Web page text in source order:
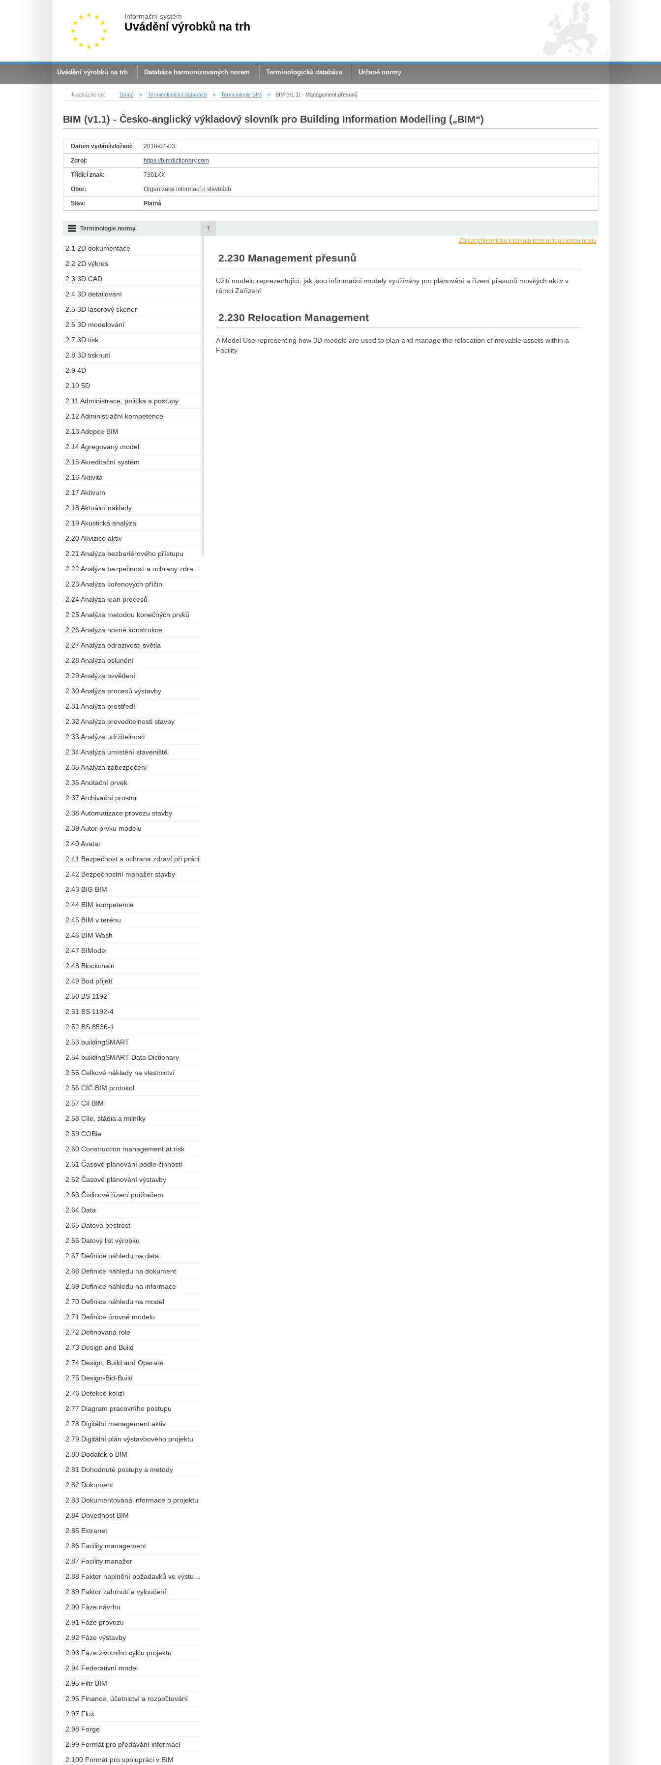
Informační systém
Uvádění výrobků na trh
Uvádění výrobků na trh Databáze harmonizovaných norem Terminologická databáze Určené normy
Nacházíte se: Domů » Terminologická databáze » Terminologie BIM » BIM (v1.1) - Management přesunů
BIM (v1.1) - Česko-anglický výkladový slovník pro Building Information Modelling („BIM“)
Datum vydání/vložení: 2018-04-03
Zdroj: https://bimdictionary.com
Třidící znak: 7301XX
Obor: Organizace informací o stavbách
Stav: Platná
2.1 2D dokumentace
2.2 2D výkres
2.3 3D CAD
2.4 3D detailování
2.5 3D laserový skener
2.6 3D modelování
2.7 3D tisk
2.8 3D tisknutí
2.9 4D
2.10 5D
2.11 Administrace, politika a postupy
2.12 Administrační kompetence
2.13 Adopce BIM
2.14 Agregovaný model
2.15 Akreditační systém
2.16 Aktivita
2.17 Aktivum
2.18 Aktuální náklady
2.19 Akustická analýza
2.20 Akvizice aktiv
2.21 Analýza bezbariérového přístupu
2.23 Analýza kořenových příčin
2.24 Analýza lean procesů
2.25 Analýza metodou konečných prvků
2.26 Analýza nosné konstrukce
2.27 Analýza odrazivosti světla
2.28 Analýza oslunění
2.29 Analýza osvětlení
2.30 Analýza procesů výstavby
2.31 Analýza prostředí
2.32 Analýza proveditelnosti stavby
2.33 Analýza udržitelnosti
2.34 Analýza umístění staveniště
2.35 Analýza zabezpečení
2.36 Anotační prvek
2.37 Archivační prostor
2.38 Automatizace provozu stavby
2.39 Autor prvku modelu
2.40 Avatar
2.41 Bezpečnost a ochrana zdraví při práci
2.42 Bezpečnostní manažer stavby
2.43 BIG BIM
2.44 BIM kompetence
2.45 BIM v terénu
2.46 BIM Wash
2.47 BIModel
2.48 Blockchain
2.49 Bod přijetí
2.50 BS 1192
2.51 BS 1192-4
2.52 BS 8536-1
2.53 buildingSMART
2.54 buildingSMART Data Dictionary
2.55 Celkové náklady na vlastnictví
2.56 CIC BIM protokol
2.57 Cíl BIM
2.58 Cíle, stádia a milníky
2.59 COBie
2.60 Construction management at risk
2.61 Časové plánování podle činností
2.62 Časové plánování výstavby
2.63 Číslicové řízení počítačem
2.64 Data
2.65 Datová pestrost
2.66 Datový list výrobku
2.67 Definice náhledu na data
2.68 Definice náhledu na dokument
2.69 Definice náhledu na informace
2.70 Definice náhledu na model
2.71 Definice úrovně modelu
2.72 Definovaná role
2.73 Design and Build
2.74 Design, Build and Operate
2.75 Design-Bid-Build
2.76 Detekce kolizí
2.77 Diagram pracovního postupu
2.78 Digitální management aktiv
2.79 Digitální plán výstavbového projektu
2.80 Dodatek o BIM
2.81 Dohodnuté postupy a metody
2.82 Dokument
2.83 Dokumentovaná informace o projektu
2.84 Dovednost BIM
2.85 Extranet
2.86 Facility management
2.87 Facility manažer
2.89 Faktor zahrnutí a vyloučení
2.90 Fáze návrhu
2.91 Fáze provozu
2.92 Fáze výstavby
2.93 Fáze životního cyklu projektu
2.94 Federativní model
2.95 Filtr BIM
2.96 Finance, účetnictví a rozpočtování
2.97 Flux
2.98 Forge
2.99 Formát pro předávání informací
2.100 Formát pro spolupráci v BIM
Terminologie normy ‹
Zaslat připomínku k tomuto terminologickému heslu
2.230 Management přesunů
Užití modelu reprezentující, jak jsou informační modely využívány pro plánování a řízení přesunů movitých aktiv v
rámci Zařízení
2.230 Relocation Management
A Model Use representing how 3D models are used to plan and manage the relocation of movable assets within a
Facility